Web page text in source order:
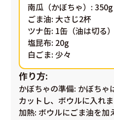
南瓜（かぼちゃ）: 350g
ごま油: 大さじ2杯
ツナ缶: 1缶（油は切る）
塩昆布: 20g
白ごま: 少々
作り方:
かぼちゃの準備: かぼちゃ
カットし、ボウルに入れま
加熱: ボウルにごま油を加